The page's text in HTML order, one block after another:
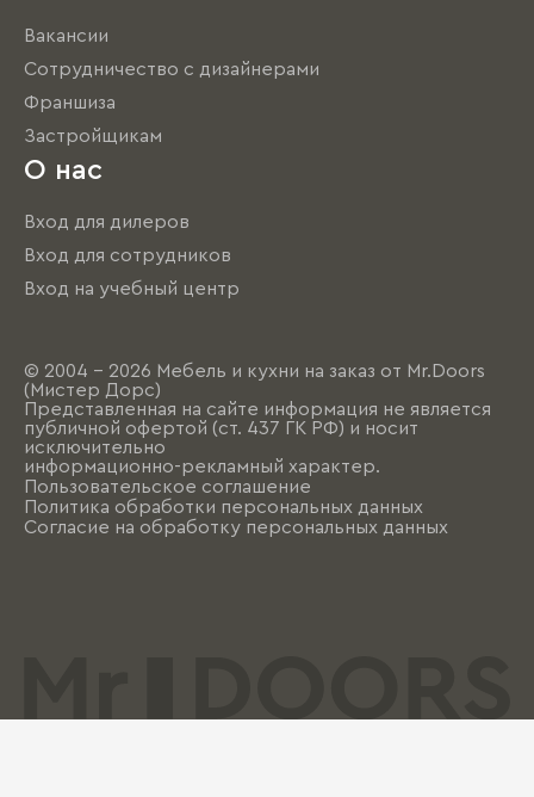
Вакансии
Сотрудничество с дизайнерами
Франшиза
Застройщикам
О нас
Вход для дилеров
Вход для сотрудников
Вход на учебный центр
© 2004 - 2026 Мебель и кухни на заказ от Mr.Doors
(Мистер Дорс)
Представленная на сайте информация не является
публичной офертой (ст. 437 ГК РФ) и носит
исключительно
информационно-рекламный характер.
Пользовательское соглашение
Политика обработки персональных данных
Согласие на обработку персональных данных